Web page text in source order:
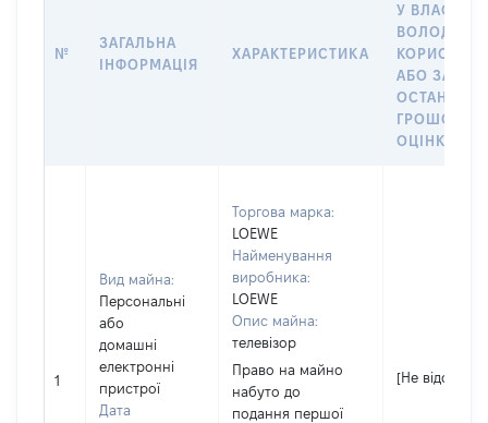
№
ЗАГАЛЬНА
ІНФОРМАЦІЯ
ХАРАКТЕРИСТИКА
У
АБО ЗА
ОЦІНКОЮ
1
Вид майна:
Персональні
або
домашні
електронні
пристрої
Дата
Торгова марка:
LOEWE
Найменування
виробника:
LOEWE
Опис майна:
телевізор
Право на майно
набуто до
подання першої
[Не відомо]